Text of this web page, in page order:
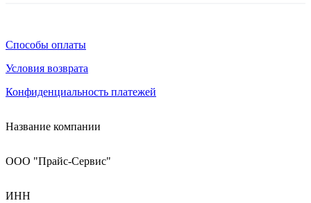
Способы оплаты
Условия возврата
Конфиденциальность платежей
Название компании
ООО "Прайс-Сервис"
ИНН